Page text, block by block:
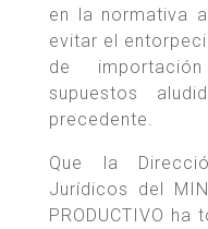
en la normativa
evitar el
de
supuestos
precedente.
Que la
Jurídicos del
PRODUCTIVO